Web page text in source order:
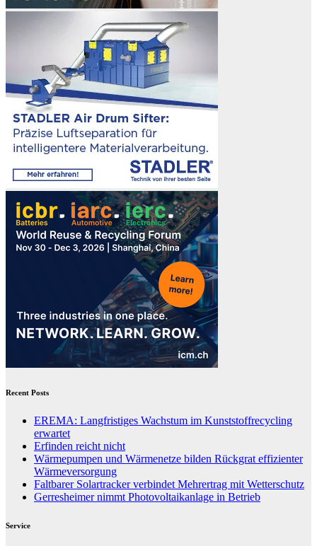
Recent Posts
EREMA: Langfristiges Wachstum im Kunststoffrecycling
erwartet
Erfinden reicht nicht
Wärmepumpen und Wärmenetze bilden Rückgrat effizienter
Wärmeversorgung
Faltbarer Solartracker verbindet Mehrertrag mit Wetterschutz
Gerresheimer nimmt Photovoltaikanlage in Betrieb
Service